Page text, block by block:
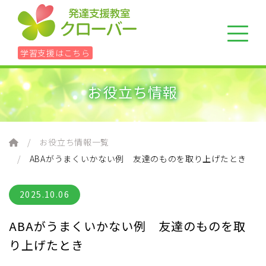
学習支援はこちら
ホーム
組織について
お役立ち情報
お役立ち情報一覧
ABAがうまくいかない例 友達のものを取り上げたとき
2025.10.06
ABAがうまくいかない例 友達のものを取
り上げたとき